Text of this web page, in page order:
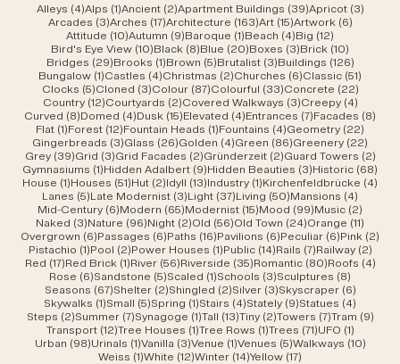
Alleys (4)4 Beiträge
Alps (1)1 Beitrag
Ancient (2)2 Beiträge
Apartment Buildings (39)39 Beiträge
Apricot (3)3
Arcades (3)3 Beiträge
Arches (17)17 Beiträge
Architecture (163)163 Beiträge
Art (15)15 Beiträge
Artwork (6)6
Attitude (10)10 Beiträge
Autumn (9)9 Beiträge
Baroque (1)1 Beitrag
Beach (4)4 Beiträge
Big (12)
Bird's Eye View (10)10 Beiträge
Black (8)8 Beiträge
Blue (20)20 Beiträge
Boxes (3)3 Beiträge
Brick (10)
Bridges (29)29 Beiträge
Brooks (1)1 Beitrag
Brown (5)5 Beiträge
Brutalist (3)3 Beiträge
Buildings (126)126
Bungalow (1)1 Beitrag
Castles (4)4 Beiträge
Christmas (2)2 Beiträge
Churches (6)6 Beiträge
Classic (51)
Clocks (5)5 Beiträge
Cloned (3)3 Beiträge
Colour (87)87 Beiträge
Colourful (33)33 Beiträge
Concrete (22)22
Country (12)12 Beiträge
Courtyards (2)2 Beiträge
Covered Walkways (3)3 Beiträge
Creepy (4)4
Curved (8)8 Beiträge
Domed (4)4 Beiträge
Dusk (15)15 Beiträge
Elevated (4)4 Beiträge
Entrances (7)7 Beiträge
Facades (8)
Flat (1)1 Beitrag
Forest (12)12 Beiträge
Fountain Heads (1)1 Beitrag
Fountains (4)4 Beiträge
Geometry (22)
Gingerbreads (3)3 Beiträge
Glass (26)26 Beiträge
Golden (4)4 Beiträge
Green (86)86 Beiträge
Greenery (22)
Grey (39)39 Beiträge
Grid (3)3 Beiträge
Grid Facades (2)2 Beiträge
Gründerzeit (2)2 Beiträge
Guard Towers (2)2
Gymnasiums (1)1 Beitrag
Hidden Adalbert (9)9 Beiträge
Hidden Beauties (3)3 Beiträge
Historic (68)
House (1)1 Beitrag
Houses (51)51 Beiträge
Hut (2)2 Beiträge
Idyll (13)13 Beiträge
Industry (1)1 Beitrag
Kirchenfeldbrücke (4)
Lanes (5)5 Beiträge
Late Modernist (3)3 Beiträge
Light (37)37 Beiträge
Living (50)50 Beiträge
Mansions (4)
Mid-Century (6)6 Beiträge
Modern (65)65 Beiträge
Modernist (15)15 Beiträge
Mood (99)99 Beiträge
Music (2)
Naked (3)3 Beiträge
Nature (96)96 Beiträge
Night (2)2 Beiträge
Old (56)56 Beiträge
Old Town (24)24 Beiträge
Orange (11)
Overgrown (6)6 Beiträge
Passages (6)6 Beiträge
Paths (16)16 Beiträge
Pavilions (6)6 Beiträge
Peculiar (6)6 Beiträge
Pink (2)
Pistachio (1)1 Beitrag
Pool (2)2 Beiträge
Power Houses (1)1 Beitrag
Public (14)14 Beiträge
Rails (7)7 Beiträge
Railway (2)2
Red (17)17 Beiträge
Red Brick (1)1 Beitrag
River (56)56 Beiträge
Riverside (35)35 Beiträge
Romantic (80)80 Beiträge
Roofs (4)4
Rose (6)6 Beiträge
Sandstone (5)5 Beiträge
Scaled (1)1 Beitrag
Schools (3)3 Beiträge
Sculptures (8)
Seasons (67)67 Beiträge
Shelter (2)2 Beiträge
Shingled (2)2 Beiträge
Silver (3)3 Beiträge
Skyscraper (6)6
Skywalks (1)1 Beitrag
Small (5)5 Beiträge
Spring (1)1 Beitrag
Stairs (4)4 Beiträge
Stately (9)9 Beiträge
Statues (4)
Steps (2)2 Beiträge
Summer (7)7 Beiträge
Synagoge (1)1 Beitrag
Tall (13)13 Beiträge
Tiny (2)2 Beiträge
Towers (7)7 Beiträge
Tram (9)9
Transport (12)12 Beiträge
Tree Houses (1)1 Beitrag
Tree Rows (1)1 Beitrag
Trees (71)71 Beiträge
UFO (1)1 Beitrag
Urban (98)98 Beiträge
Urinals (1)1 Beitrag
Vanilla (3)3 Beiträge
Venue (1)1 Beitrag
Venues (5)5 Beiträge
Walkways (10)10
Weiss (1)1 Beitrag
White (12)12 Beiträge
Winter (14)14 Beiträge
Yellow (17)